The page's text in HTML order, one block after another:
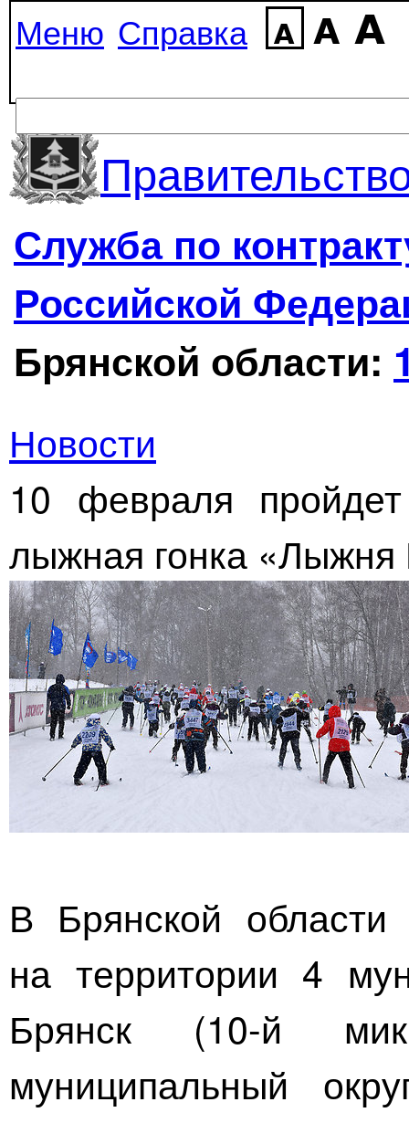
Меню Справка
Служба по
Российской
Брянской области:
Новости
10 февраля
лыжная гонка «Лыжня
В Брянской
на территории 4
Брянск (10-й
муниципальный